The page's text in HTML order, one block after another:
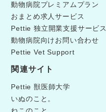
動物病院プレミアムプラン
おまとめ求人サービス
Pettie 独立開業支援サービス
動物病院向けお問い合わせ
Pettie Vet Support
関連サイト
Pettie 獣医師大学
いぬのこと。